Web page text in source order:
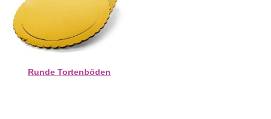
Runde Tortenböden